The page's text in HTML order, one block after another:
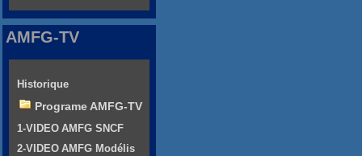
AMFG-TV
Historique
Programe AMFG-TV
1-VIDEO AMFG SNCF
2-VIDEO AMFG Modélis